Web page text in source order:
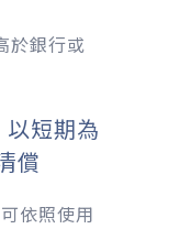
於銀行或
以短期為
償
依照使用